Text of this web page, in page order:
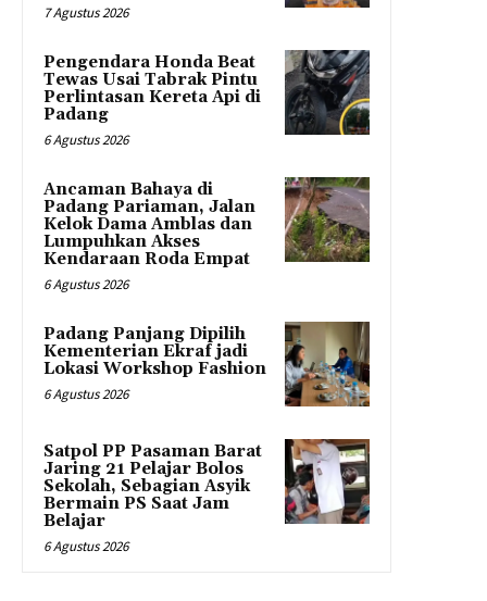
7 Agustus 2026
Pengendara Honda Beat
Tewas Usai Tabrak Pintu
Perlintasan Kereta Api di
Padang
6 Agustus 2026
Ancaman Bahaya di
Padang Pariaman, Jalan
Kelok Dama Amblas dan
Lumpuhkan Akses
Kendaraan Roda Empat
6 Agustus 2026
Padang Panjang Dipilih
Kementerian Ekraf jadi
Lokasi Workshop Fashion
6 Agustus 2026
Satpol PP Pasaman Barat
Jaring 21 Pelajar Bolos
Sekolah, Sebagian Asyik
Bermain PS Saat Jam
Belajar
6 Agustus 2026